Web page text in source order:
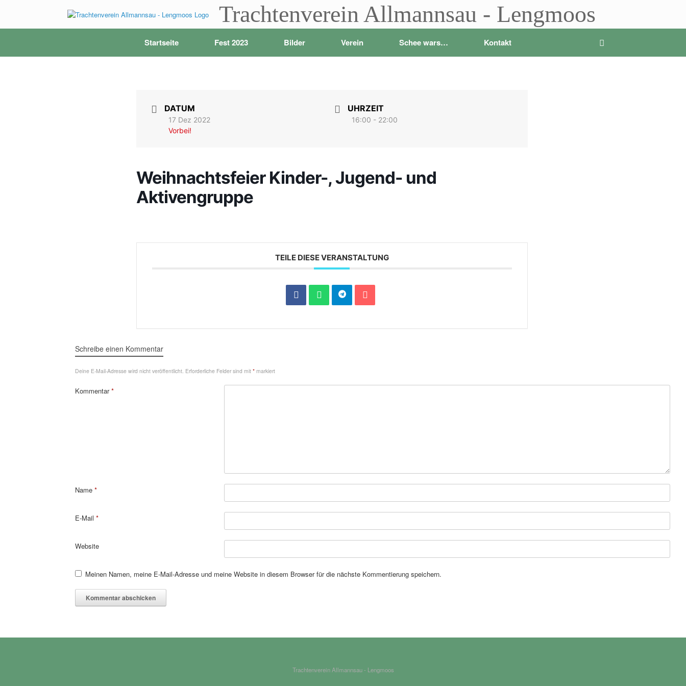
Trachtenverein Allmannsau - Lengmoos
Startseite Fest 2023 Bilder Verein Schee wars… Kontakt
DATUM
17 Dez 2022
Vorbei!
UHRZEIT
16:00 - 22:00
Weihnachtsfeier Kinder-, Jugend- und
Aktivengruppe
TEILE DIESE VERANSTALTUNG
Schreibe einen Kommentar
Deine E-Mail-Adresse wird nicht veröffentlicht. Erforderliche Felder sind mit * markiert
Kommentar*
Name *
E-Mail *
Website
Meinen Namen, meine E-Mail-Adresse und meine Website in diesem Browser für die nächste Kommentierung speichern.
Trachtenverein Allmannsau - Lengmoos